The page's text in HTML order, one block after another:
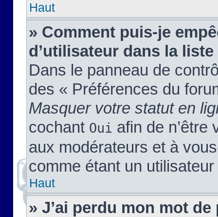
Haut
» Comment puis-je
d’utilisateur dans la
Dans le panneau de
des « Préférences du
Masquer votre statut en
cochant Oui afin de n’être
aux modérateurs et à
comme étant un
Haut
» J’ai perdu mon mot de